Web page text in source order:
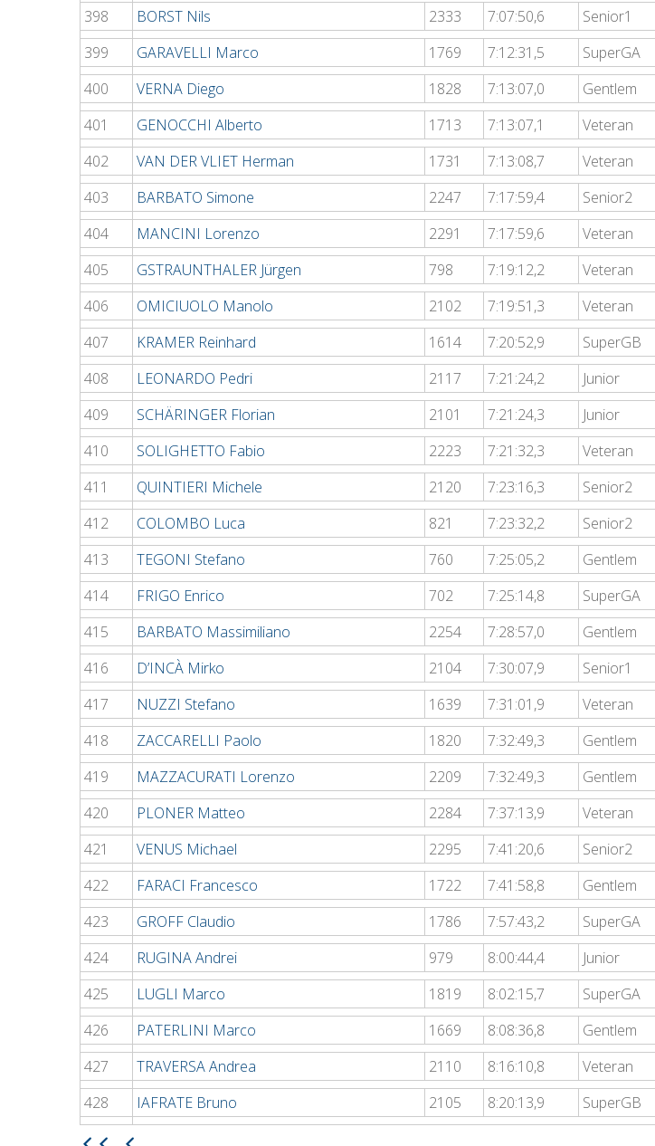
398
BORST Nils 2333 7:07:50,6 Senior1
399
GARAVELLI Marco 1769 7:12:31,5 SuperGA
400
VERNA Diego 1828 7:13:07,0 Gentlem
401
GENOCCHI Alberto 1713 7:13:07,1 Veteran
402
VAN DER VLIET Herman 1731 7:13:08,7 Veteran
403
BARBATO Simone 2247 7:17:59,4 Senior2
404
MANCINI Lorenzo 2291 7:17:59,6 Veteran
405
GSTRAUNTHALER Jürgen 798 7:19:12,2 Veteran
406
OMICIUOLO Manolo 2102 7:19:51,3 Veteran
407
KRAMER Reinhard 1614 7:20:52,9 SuperGB
408
LEONARDO Pedri 2117 7:21:24,2 Junior
409
SCHÄRINGER Florian 2101 7:21:24,3 Junior
410
SOLIGHETTO Fabio 2223 7:21:32,3 Veteran
411
QUINTIERI Michele 2120 7:23:16,3 Senior2
412
COLOMBO Luca 821 7:23:32,2 Senior2
413
TEGONI Stefano 760 7:25:05,2 Gentlem
414
FRIGO Enrico 702 7:25:14,8 SuperGA
415
BARBATO Massimiliano 2254 7:28:57,0 Gentlem
416
D’INCÀ Mirko 2104 7:30:07,9 Senior1
417
NUZZI Stefano 1639 7:31:01,9 Veteran
418
ZACCARELLI Paolo 1820 7:32:49,3 Gentlem
419
MAZZACURATI Lorenzo 2209 7:32:49,3 Gentlem
420
PLONER Matteo 2284 7:37:13,9 Veteran
421
VENUS Michael 2295 7:41:20,6 Senior2
422
FARACI Francesco 1722 7:41:58,8 Gentlem
423
GROFF Claudio 1786 7:57:43,2 SuperGA
424
RUGINA Andrei 979 8:00:44,4 Junior
425
LUGLI Marco 1819 8:02:15,7 SuperGA
426
PATERLINI Marco 1669 8:08:36,8 Gentlem
427
TRAVERSA Andrea 2110 8:16:10,8 Veteran
428
IAFRATE Bruno 2105 8:20:13,9 SuperGB